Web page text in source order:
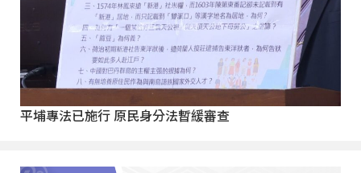
平埔專法已施行 原民身分法暫緩審查